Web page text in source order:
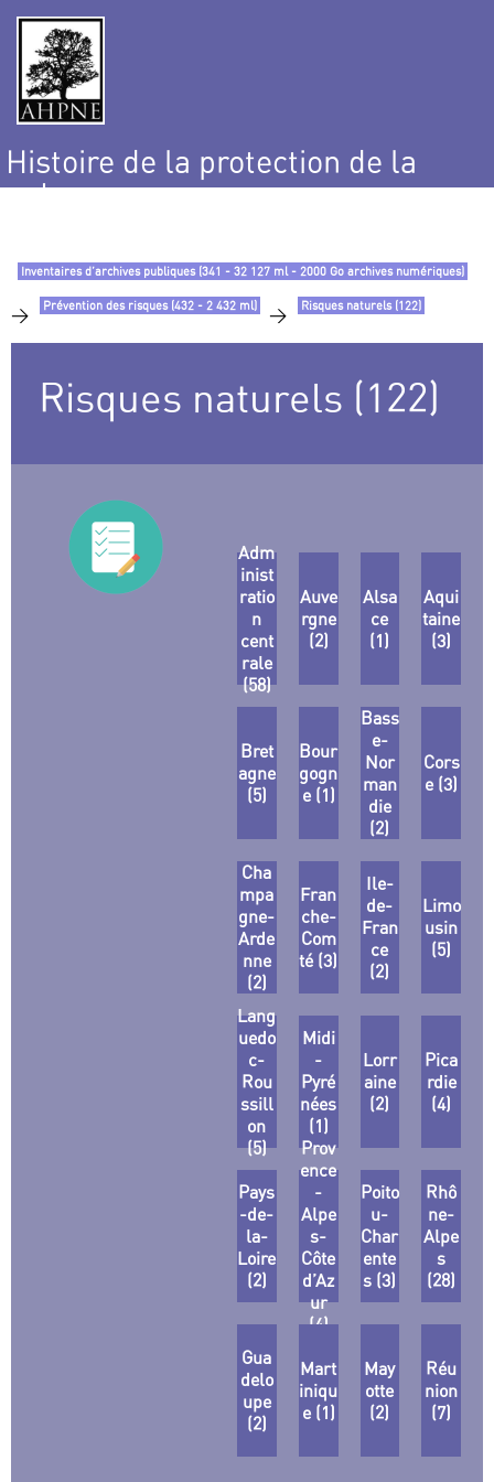
Histoire de la protection de la
nature
Inventaires d’archives publiques (341 - 32 127 ml - 2000 Go archives numériques)
> Prévention des risques (432 - 2 432 ml) > Risques naturels (122)
Risques naturels (122)
Adm
inist
ratio
n
cent
rale
(58)
Auve
rgne
(2)
Alsa
ce
(1)
Aqui
taine
(3)
Bret
agne
(5)
Bour
gogn
e (1)
Bass
e-
Nor
man
die
(2)
Cors
e (3)
Cha
mpa
gne-
Arde
nne
(2)
Fran
che-
Com
té (3)
Ile-
de-
Fran
ce
(2)
Limo
usin
(5)
Lang
uedo
c-
Rou
ssill
on
(5)
Midi
-
Pyré
nées
(1)
Lorr
aine
(2)
Pica
rdie
(4)
Pays
-de-
la-
Loire
(2)
Prov
ence
-
Alpe
s-
Côte
d’Az
ur
(4)
Poito
u-
Char
ente
s (3)
Rhô
ne-
Alpe
s
(28)
Gua
delo
upe
(2)
Mart
iniqu
e (1)
May
otte
(2)
Réu
nion
(7)